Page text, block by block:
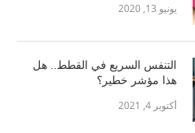
يونيو 13, 2020
التنفس السريع في القطط.. هل
هذا مؤشر خطير؟
أكتوبر 4, 2021